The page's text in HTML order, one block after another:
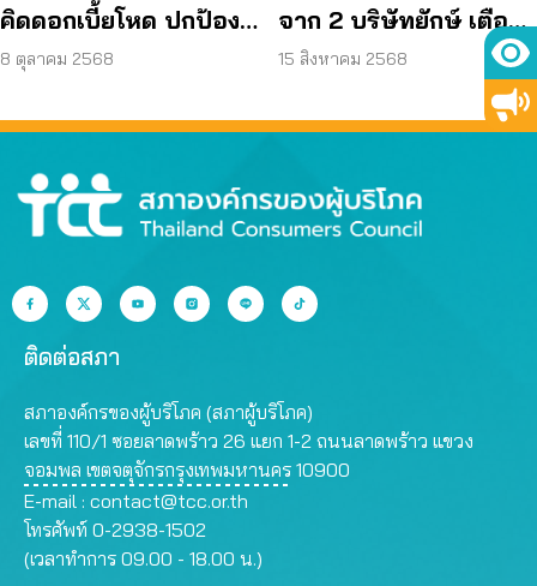
คิดดอกเบี้ยโหด ปกป้อง
สิทธิผู้กู้
8 ตุลาคม 2568
จาก 2 บริษัทยักษ์ เตือน
ต้องรู้ทัน สัญญาเงินกู้
15 สิงหาคม 2568
ติดต่อสภา
สภาองค์กรของผู้บริโภค (สภาผู้บริโภค)
เลขที่ 110/1 ซอยลาดพร้าว 26 แยก 1-2 ถนนลาดพร้าว แขวง
จอมพล เขตจตุจักรกรุงเทพมหานคร 10900
E-mail : contact@tcc.or.th
โทรศัพท์ 0-2938-1502
(เวลาทำการ 09.00 - 18.00 น.)